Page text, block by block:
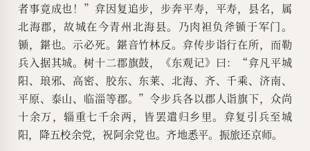
者事竟成也！”弇因复追步，步奔平寿，平寿，县名，属
北海郡，故城在今青州北海县。乃肉袒负斧锧于军门。
锧，鍖也。示必死。鍖音竹林反。弇传步诣行在所，而勒
兵入据其城。树十二郡旗鼓，《东观记》曰：“弇凡平城
阳、琅邪、高密、胶东、东莱、北海、齐、千乘、济南、
平原、泰山、临淄等郡。”令步兵各以郡人诣旗下，众尚
十余万，辎重七千余两，皆罢遣归乡里。弇复引兵至城
阳，降五校余党，祝阿余党也。齐地悉平。振旅还京师。